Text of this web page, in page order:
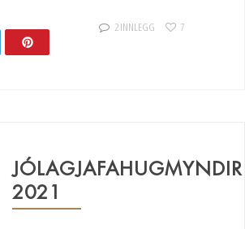
Tweet
2 INNLEGG 7
JÓLAGJAFAHUGMYNDIR
2021